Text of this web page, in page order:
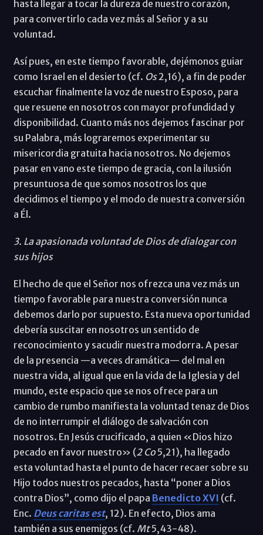
hasta llegar a tocar la dureza de nuestro corazón,
para convertirlo cada vez más al Señor y a su
voluntad.
Así pues, en este tiempo favorable, dejémonos guiar
como Israel en el desierto (cf. Os2,16), a fin de poder
escuchar finalmente la voz de nuestro Esposo, para
que resuene en nosotros con mayor profundidad y
disponibilidad. Cuanto más nos dejemos fascinar por
su Palabra, más lograremos experimentar su
misericordia gratuita hacia nosotros. No dejemos
pasar en vano este tiempo de gracia, con la ilusión
presuntuosa de que somos nosotros los que
decidimos el tiempo y el modo de nuestra conversión
a Él.
3. La apasionada voluntad de Dios de dialogar con
sus hijos
El hecho de que el Señor nos ofrezca una vez más un
tiempo favorable para nuestra conversión nunca
debemos darlo por supuesto. Esta nueva oportunidad
debería suscitar en nosotros un sentido de
reconocimiento y sacudir nuestra modorra. A pesar
de la presencia —a veces dramática— del mal en
nuestra vida, al igual que en la vida de la Iglesia y del
mundo, este espacio que se nos ofrece para un
cambio de rumbo manifiesta la voluntad tenaz de Dios
de no interrumpir el diálogo de salvación con
nosotros. En Jesús crucificado, a quien «Dios hizo
pecado en favor nuestro» (2 Co5,21), ha llegado
esta voluntad hasta el punto de hacer recaer sobre su
Hijo todos nuestros pecados, hasta “poner a Dios
contra Dios”, como dijo el papa Benedicto XVI (cf.
Enc. Deus caritas est, 12). En efecto, Dios ama
también a sus enemigos (cf. Mt5,43-48).